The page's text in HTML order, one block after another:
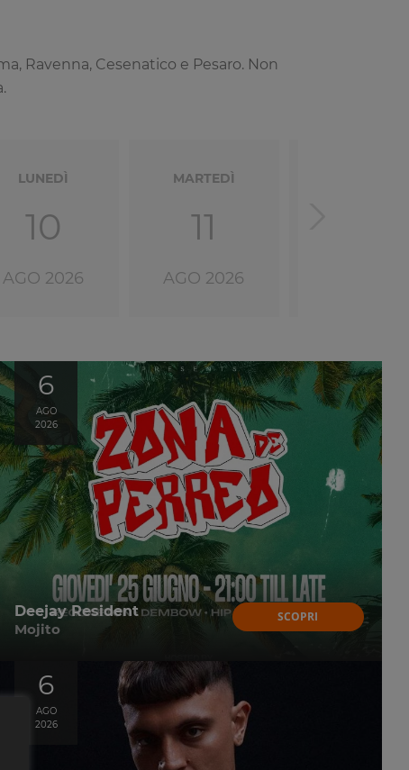
Ravenna, Cesenatico e Pesaro. Non
LUNEDÌ
10
AGO 2026
MARTEDÌ
11
AGO 2026
6
AGO
2026
Deejay Resident
Mojito
SCOPRI
6
AGO
2026